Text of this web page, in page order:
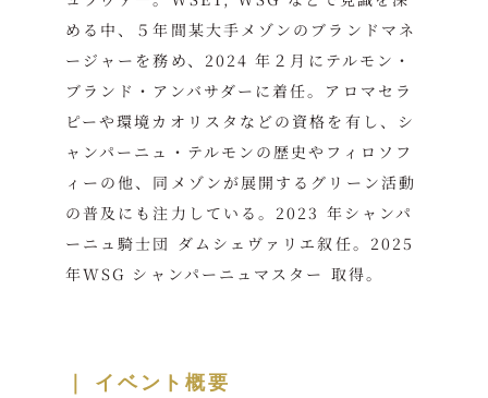
める中、５年間某大手メゾンのブランドマネ
ージャーを務め、2024 年２月にテルモン・
ブランド・アンバサダーに着任。アロマセラ
ピーや環境カオリスタなどの資格を有し、シ
ャンパーニュ・テルモンの歴史やフィロソフ
ィーの他、同メゾンが展開するグリーン活動
の普及にも注力している。2023 年シャンパ
ーニュ騎士団 ダムシェヴァリエ叙任。2025
年WSG シャンパーニュマスター 取得。
｜ イベント概要